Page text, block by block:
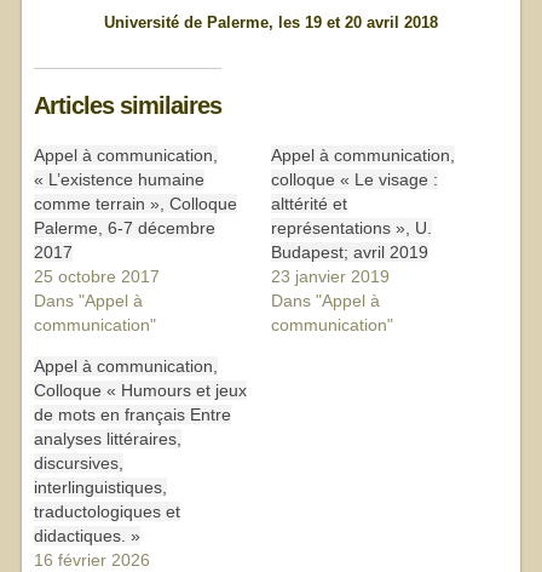
Université de Palerme, les 19 et 20 avril 2018
Articles similaires
Appel à communication,
« L’existence humaine
comme terrain », Colloque
Palerme, 6-7 décembre
2017
25 octobre 2017
Dans "Appel à
communication"
Appel à communication,
colloque « Le visage :
alttérité et
représentations », U.
Budapest; avril 2019
23 janvier 2019
Dans "Appel à
communication"
Appel à communication,
Colloque « Humours et jeux
de mots en français Entre
analyses littéraires,
discursives,
interlinguistiques,
traductologiques et
didactiques. »
16 février 2026